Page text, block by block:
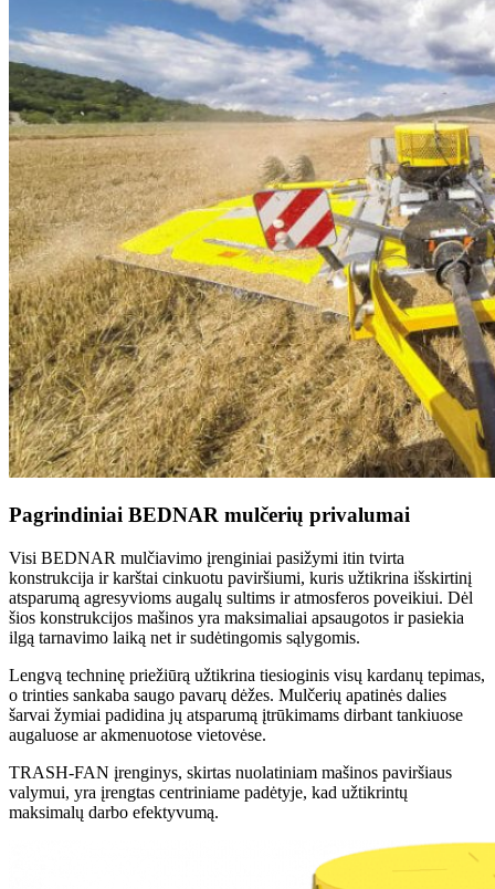
Pagrindiniai BEDNAR mulčerių privalumai
Visi BEDNAR mulčiavimo įrenginiai pasižymi itin tvirta
konstrukcija ir karštai cinkuotu paviršiumi, kuris užtikrina išskirtinį
atsparumą agresyvioms augalų sultims ir atmosferos poveikiui. Dėl
šios konstrukcijos mašinos yra maksimaliai apsaugotos ir pasiekia
ilgą tarnavimo laiką net ir sudėtingomis sąlygomis.
Lengvą techninę priežiūrą užtikrina tiesioginis visų kardanų tepimas,
o trinties sankaba saugo pavarų dėžes. Mulčerių apatinės dalies
šarvai žymiai padidina jų atsparumą įtrūkimams dirbant tankiuose
augaluose ar akmenuotose vietovėse.
TRASH-FAN įrenginys, skirtas nuolatiniam mašinos paviršiaus
valymui, yra įrengtas centriniame padėtyje, kad užtikrintų
maksimalų darbo efektyvumą.